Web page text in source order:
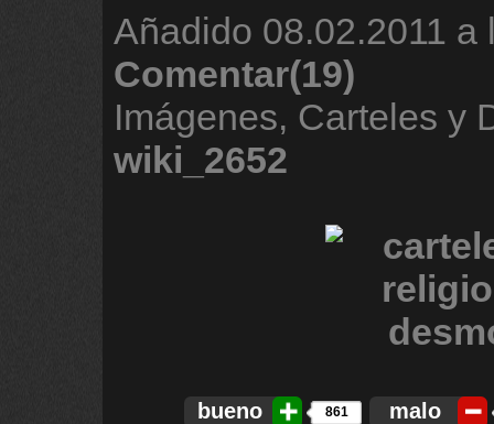
Añadido 08.02.2011 a
Comentar(19)
Imágenes, Carteles y
wiki_2652
bueno 861 malo